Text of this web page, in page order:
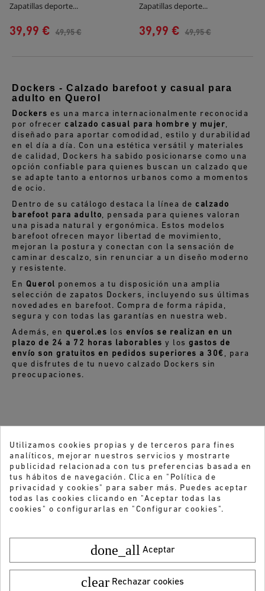
Zapatillas deporte...
39,99 € 49,95 €
Zapatillas deporte...
39,99 € 49,95 €
Dockers - Calzado barefoot y casual para
adulto en Querol
Dockers es una marca internacionalmente reconocida
por ofrecer calzado casual para hombre y mujer,
diseñado para aportar comodidad, estilo y durabilidad
en el día a día. Con una estética versátil y materiales
de calidad, Dockers ha sabido posicionarse como una
opción confiable para quienes buscan un calzado que
se adapte tanto a entornos urbanos como a momentos
de ocio.
Dentro de su catálogo destaca la línea de calzado
barefoot para adulto, pensada para quienes valoran
una pisada natural y ergonómica. Estos modelos
barefoot ofrecen mayor libertad de movimiento,
mejoran la postura y conectan con la sensación de
caminar descalzo, sin renunciar a un diseño moderno
y resistente.
En Querol ponemos a tu disposición una amplia
selección de zapatos Dockers, incluyendo sus últimas
novedades en barefoot. Compra de forma rápida,
segura y con todas las garantías en nuestra web.
Además, en querol.es los envíos se realizan en un
plazo de 24 a 72 horas laborables y los gastos de
envío son gratuitos en pedidos superiores a 30€ , para
que disfrutes de tu nuevo calzado Dockers sin
preocupaciones.
Utilizamos cookies propias y de terceros para fines
analíticos, mejorar nuestros servicios y mostrarte
publicidad relacionada con tus preferencias basada en
tus hábitos de navegación. Clica en "Política de
privacidad y cookies" para saber más. Puedes aceptar
todas las cookies clicando en "Aceptar todas las
cookies" o configurarlas en "Configurar cookies".
done_all Aceptar
clear Rechazar cookies